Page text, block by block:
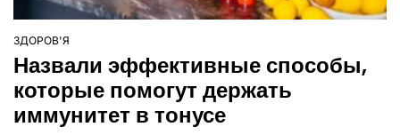
ОПУБЛІКУВАТИ
У
ЗДОРОВ'Я
Назвали эффективные способы,
которые помогут держать
иммунитет в тонусе